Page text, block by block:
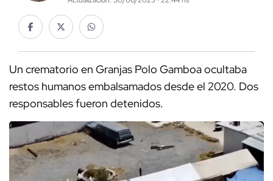
Un crematorio en Granjas Polo Gamboa ocultaba
restos humanos embalsamados desde el 2020. Dos
responsables fueron detenidos.